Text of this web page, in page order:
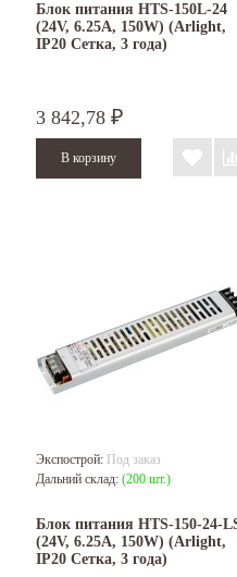
Блок питания HTS-150L-24
(24V, 6.25A, 150W) (Arlight,
IP20 Сетка, 3 года)
3 842,78 ₽
Экспострой: Под заказ
Дальний склад: (200 шт.)
Блок питания HTS-150-24-
(24V, 6.25A, 150W) (Arlight,
IP20 Сетка, 3 года)